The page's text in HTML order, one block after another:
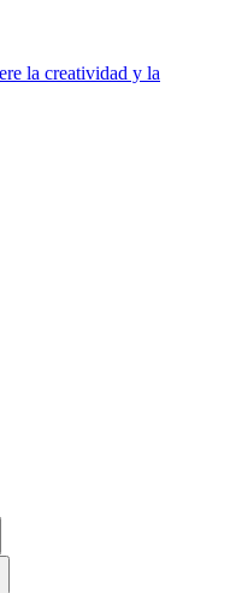
la creatividad y la